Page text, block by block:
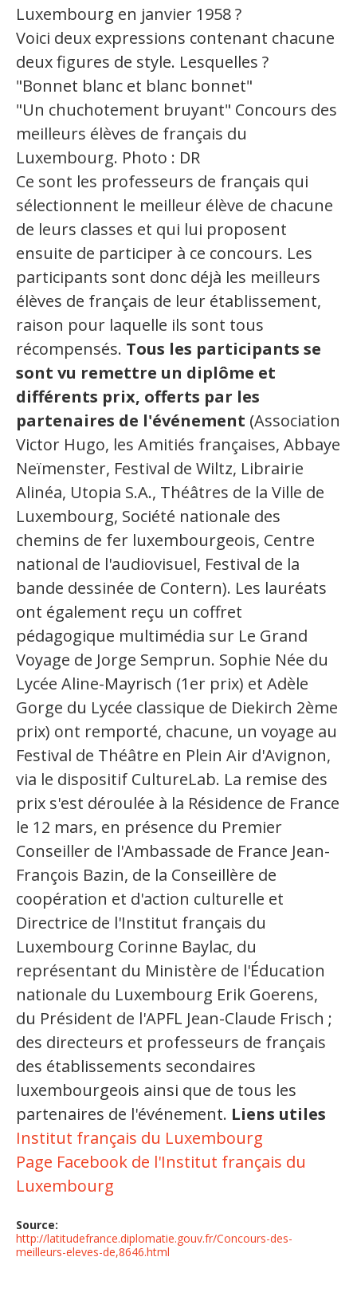
Luxembourg en janvier 1958 ?
Voici deux expressions contenant chacune
deux figures de style. Lesquelles ?
"Bonnet blanc et blanc bonnet"
"Un chuchotement bruyant" Concours des
meilleurs élèves de français du
Luxembourg. Photo : DR
Ce sont les professeurs de français qui
sélectionnent le meilleur élève de chacune
de leurs classes et qui lui proposent
ensuite de participer à ce concours. Les
participants sont donc déjà les meilleurs
élèves de français de leur établissement,
raison pour laquelle ils sont tous
récompensés. Tous les participants se
sont vu remettre un diplôme et
différents prix, offerts par les
partenaires de l'événement (Association
Victor Hugo, les Amitiés françaises, Abbaye
Neïmenster, Festival de Wiltz, Librairie
Alinéa, Utopia S.A., Théâtres de la Ville de
Luxembourg, Société nationale des
chemins de fer luxembourgeois, Centre
national de l'audiovisuel, Festival de la
bande dessinée de Contern). Les lauréats
ont également reçu un coffret
pédagogique multimédia sur Le Grand
Voyage de Jorge Semprun. Sophie Née du
Lycée Aline-Mayrisch (1er prix) et Adèle
Gorge du Lycée classique de Diekirch 2ème
prix) ont remporté, chacune, un voyage au
Festival de Théâtre en Plein Air d'Avignon,
via le dispositif CultureLab. La remise des
prix s'est déroulée à la Résidence de France
le 12 mars, en présence du Premier
Conseiller de l'Ambassade de France Jean-
François Bazin, de la Conseillère de
coopération et d'action culturelle et
Directrice de l'Institut français du
Luxembourg Corinne Baylac, du
représentant du Ministère de l'Éducation
nationale du Luxembourg Erik Goerens,
du Président de l'APFL Jean-Claude Frisch ;
des directeurs et professeurs de français
des établissements secondaires
luxembourgeois ainsi que de tous les
partenaires de l'événement. Liens utiles
Institut français du Luxembourg
Page Facebook de l'Institut français du
Luxembourg
Source:
http://latitudefrance.diplomatie.gouv.fr/Concours-des-
meilleurs-eleves-de,8646.html